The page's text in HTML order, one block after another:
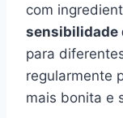
com
sensibilidade
para
regularmente
mais bonita e